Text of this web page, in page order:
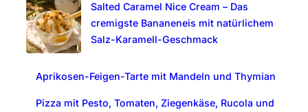
Salted Caramel Nice Cream – Das
cremigste Bananeneis mit natürlichem
Salz-Karamell-Geschmack
Aprikosen-Feigen-Tarte mit Mandeln und Thymian
Pizza mit Pesto, Tomaten, Ziegenkäse, Rucola und